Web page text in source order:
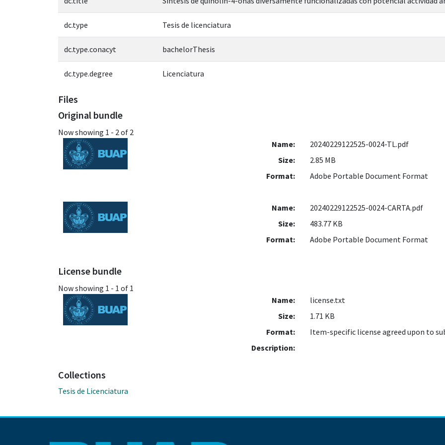
dc.type Tesis de licenciatura
dc.type.conacyt bachelorThesis
dc.type.degree Licenciatura
Files
Original bundle
Now showing 1 - 2 of 2
Name:
20240229122525-0024-TL.pdf
Size:
2.85 MB
Format:
Adobe Portable Document Format
Name:
20240229122525-0024-CARTA.pdf
Size:
483.77 KB
Format:
Adobe Portable Document Format
License bundle
Now showing 1 - 1 of 1
Name:
license.txt
Size:
1.71 KB
Format:
Item-specific license agreed upon to
Description:
Collections
Tesis de Licenciatura